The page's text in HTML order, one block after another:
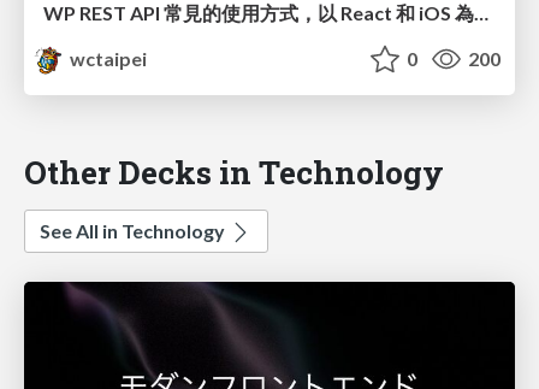
WP REST API 常見的使用方式，以 React 和 iOS 為例 / Create React iOS App with WordPress REST API_縱裕 / Travis Chang
wctaipei
0 200
Other Decks in Technology
See All in Technology